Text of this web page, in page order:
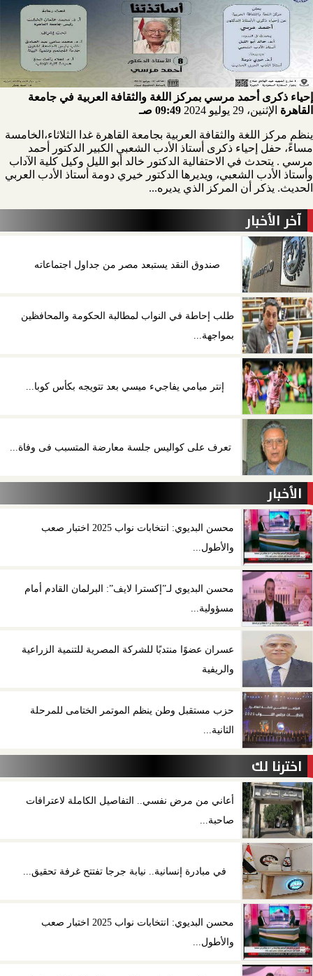
إحياء ذكرى أحمد مرسي بمركز اللغة والثقافة العربية في جامعة
القاهرة الإثنين، 29 يوليو 2024 09:49 صـ
ينظم مركز اللغة والثقافة العربية بجامعة القاهرة غدا الثلاثاء،الخامسة
مساءً، حفل إحياء ذكرى أستاذ الأدب الشعبي الكبير الدكتور أحمد
مرسي . يتحدث في الاحتفالية الدكتور خالد أبو الليل وكيل كلية الآداب
وأستاذ الأدب الشعبي، ويديرها الدكتور خيري دومة أستاذ الأدب العربي
الحديث. يذكر أن المركز الذي يديره...
آخر الأخبار
صندوق النقد يستبعد مصر من جداول اجتماعاته
طلب إحاطة في النواب لمطالبة الحكومة والمحافظين
بمواجهة...
إنتر ميامي يفاجيء ميسي بعد تتويجه بكأس كوبا...
تعرف على كواليس جلسة معارضة المتسبب فى وفاة...
الأخبار
محسن البديوي: انتخابات نواب 2025 اختبار صعب
والأطول...
محسن البديوي لـ”إكسترا لايف”: البرلمان القادم أمام
مسؤولية...
عسران عضوًا منتدبًا للشركة المصرية للتنمية الزراعية
والريفية
حزب مستقبل وطن ينظم الموتمر الختامى للمرحلة
الثانية...
اخترنا لك
أعاني من مرض نفسي.. التفاصيل الكاملة لاعترافات
صاحبة...
في مبادرة إنسانية.. نيابة جرجا تفتتح غرفة تحقيق...
محسن البديوي: انتخابات نواب 2025 اختبار صعب
والأطول...